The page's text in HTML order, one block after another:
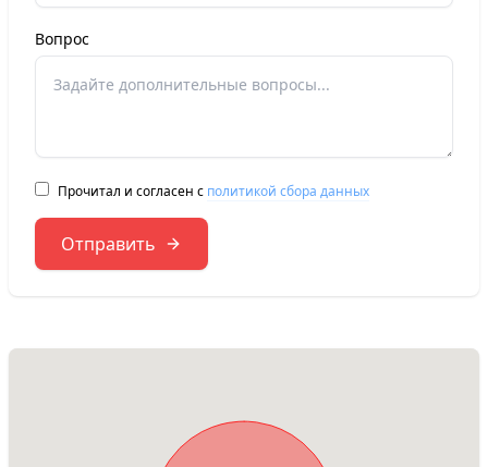
Вопрос
Прочитал и согласен с политикой сбора данных
Отправить